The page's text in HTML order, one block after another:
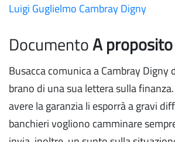
Luigi Guglielmo Cambray Digny
DocumentoA
Busacca comunica a Cambray Digny
brano di una sua lettera sulla
avere la garanzia li esporrà a gravi
banchieri vogliono camminare